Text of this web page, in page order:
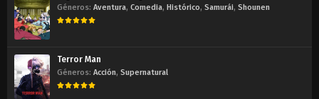
Géneros: Aventura, Comedia, Histórico, Samurái, Shounen
Terror Man
Géneros: Acción, Supernatural